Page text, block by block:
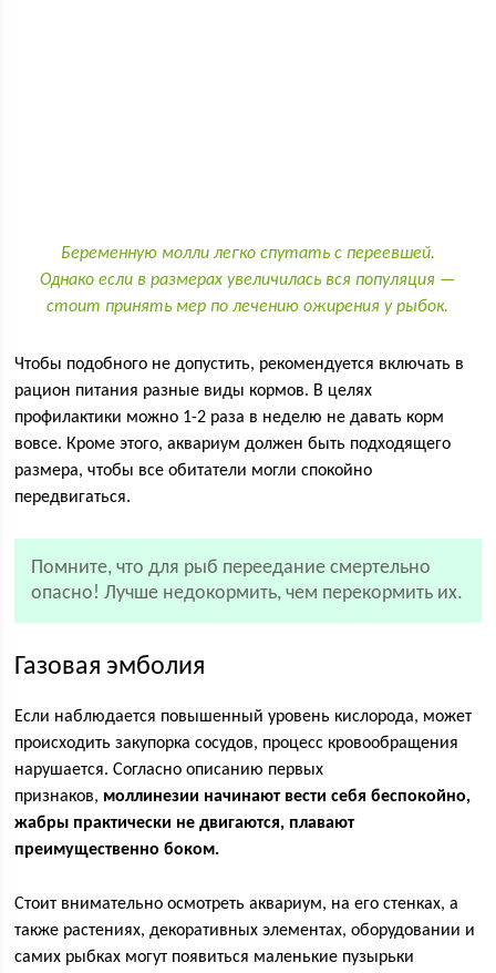
Беременную молли легко спутать с переевшей.
Однако если в размерах увеличилась вся популяция —
стоит принять мер по лечению ожирения у рыбок.
Чтобы подобного не допустить, рекомендуется включать в
рацион питания разные виды кормов. В целях
профилактики можно 1-2 раза в неделю не давать корм
вовсе. Кроме этого, аквариум должен быть подходящего
размера, чтобы все обитатели могли спокойно
передвигаться.
Помните, что для рыб переедание смертельно
опасно! Лучше недокормить, чем перекормить их.
Газовая эмболия
Если наблюдается повышенный уровень кислорода, может
происходить закупорка сосудов, процесс кровообращения
нарушается. Согласно описанию первых
признаков, моллинезии начинают вести себя беспокойно,
жабры практически не двигаются, плавают
преимущественно боком.
Стоит внимательно осмотреть аквариум, на его стенках, а
также растениях, декоративных элементах, оборудовании и
самих рыбках могут появиться маленькие пузырьки